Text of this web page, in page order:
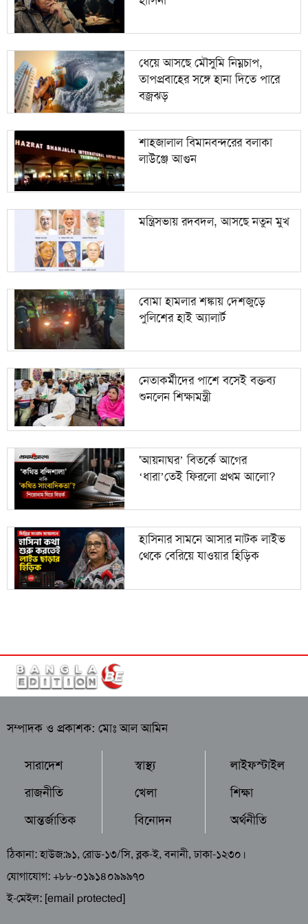
১০ নেতাকর্মীদের পাশে বসেই বক্তব্য শুনলেন শিক্ষামন্ত্রী
ধেয়ে আসছে মৌসুমি নিম্নচাপ,
তাপপ্রবাহের সঙ্গে হানা দিতে পারে
বজ্রঝড়
শাহজালাল বিমানবন্দরের বলাকা
লাউঞ্জে আগুন
মন্ত্রিসভায় রদবদল, আসছে নতুন মুখ
বোমা হামলার শঙ্কায় দেশজুড়ে
পুলিশের হাই অ্যালার্ট
নেতাকর্মীদের পাশে বসেই বক্তব্য
শুনলেন শিক্ষামন্ত্রী
'আয়নাঘর’ বিতর্কে আগের
‘ধারা’তেই ফিরলো প্রথম আলো?
হাসিনার সামনে আসার নাটক লাইভ
থেকে বেরিয়ে যাওয়ার হিড়িক
সম্পাদক ও প্রকাশক: মোঃ আল আমিন
সারাদেশ
রাজনীতি
আন্তর্জাতিক
স্বাস্থ্য
খেলা
বিনোদন
লাইফস্টাইল
শিক্ষা
অর্থনীতি
ঠিকানা: হাউজ:৯১, রোড-১৩/সি, ব্লক-ই, বনানী, ঢাকা-১২৩০।
যোগাযোগ: +৮৮-০১৯১৪০৯৯৯৭০
ই-মেইল: [email protected]